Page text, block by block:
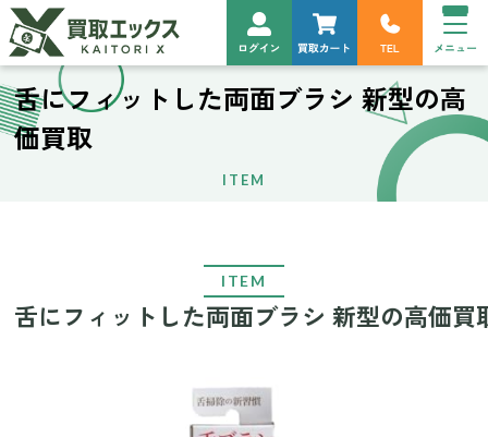
舌にフィットした両面ブラシ 新型の高
価買取
ITEM
ITEM
舌にフィットした両面ブラシ 新型の高価買